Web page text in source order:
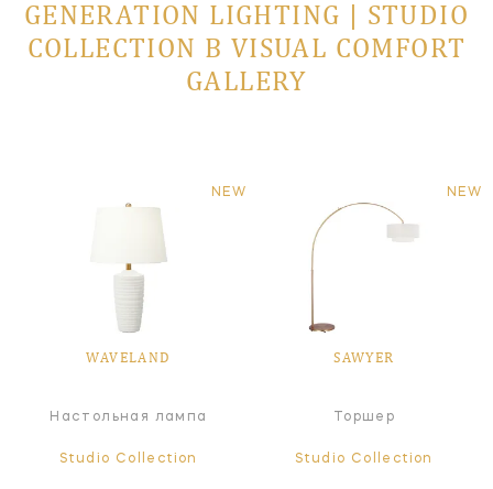
GENERATION LIGHTING | STUDIO
COLLECTION В VISUAL COMFORT
GALLERY
NEW
WAVELAND
Настольная лампа
Studio Collection
NEW
SAWYER
Торшер
Studio Collection